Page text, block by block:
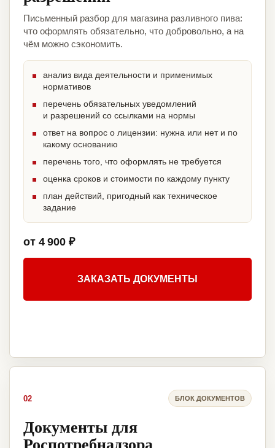
Письменный разбор для магазина разливного пива:
что оформлять обязательно, что добровольно, а на
чём можно сэкономить.
анализ вида деятельности и применимых
нормативов
перечень обязательных уведомлений
и разрешений со ссылками на нормы
ответ на вопрос о лицензии: нужна или нет и по
какому основанию
перечень того, что оформлять не требуется
оценка сроков и стоимости по каждому пункту
план действий, пригодный как техническое
задание
от 4 900 ₽
ЗАКАЗАТЬ ДОКУМЕНТЫ
02 БЛОК ДОКУМЕНТОВ
Документы для